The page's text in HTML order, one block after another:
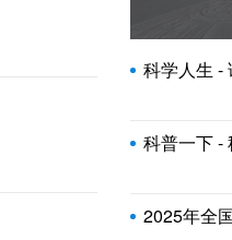
科学人生 -
科普一下 -
2025年全